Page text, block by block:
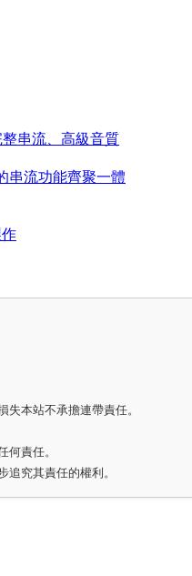
串流、高級音質
串流功能齊聚一體
本站不承擔連帶責任。
責任。
究其責任的權利。